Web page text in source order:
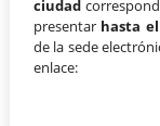
ciudad
presentar hasta
de la sede
enlace: